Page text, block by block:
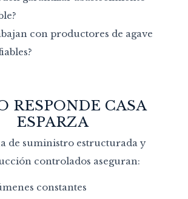
con productores de agave
RESPONDE CASA
ESPARZA
de suministro estructurada y
controlados aseguran:
constantes